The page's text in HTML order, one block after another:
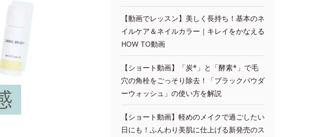
【動画でレッスン】美しく長持ち！基本のネ
イルケア＆ネイルカラー｜キレイをかなえる
HOW TO動画
【ショート動画】「炭*」と「酵素*」で毛
穴の角栓をごっそり除去！「ブラックパウダ
ーウォッシュ」の使い方を解説
【ショート動画】軽めのメイクで過ごしたい
日にも！ふんわり美肌に仕上げる新発売のス